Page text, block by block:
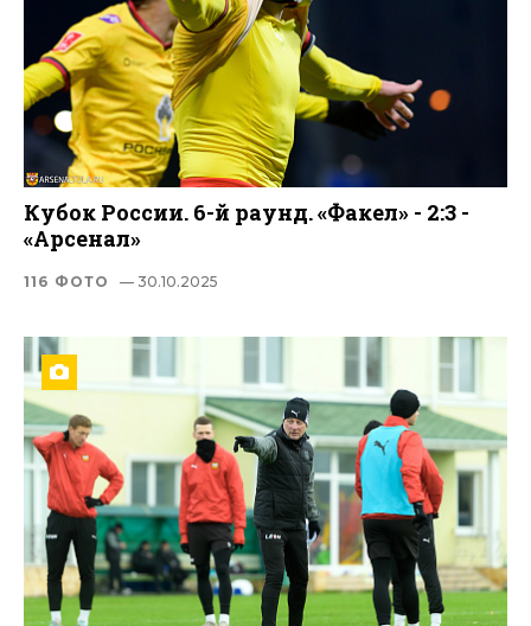
Кубок России. 6-й раунд. «Факел» - 2:3 -
«Арсенал»
116 ФОТО — 30.10.2025